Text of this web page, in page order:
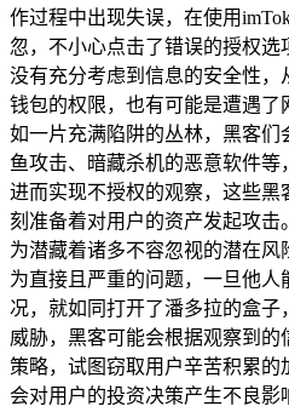
作过程中出现失误，在使用
忽，不小心点击了错误的授权选
没有充分考虑到信息的安全性
钱包的权限，也有可能是遭遇
如一片充满陷阱的丛林，黑客
鱼攻击、暗藏杀机的恶意软件等
进而实现不授权的观察，这些
刻准备着对用户的资产发起攻
为潜藏着诸多不容忽视的潜在
为直接且严重的问题，一旦他
况，就如同打开了潘多拉的盒
威胁，黑客可能会根据观察到
策略，试图窃取用户辛苦积累
会对用户的投资决策产生不良